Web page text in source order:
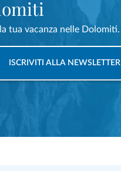
tua vacanza nelle Dolomiti.
ISCRIVITI ALLA NEWSLETTER